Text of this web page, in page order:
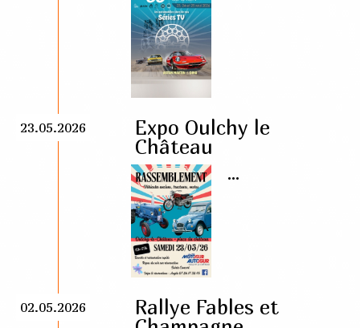
23.05.2026
Expo Oulchy le
Château
...
02.05.2026
Rallye Fables et